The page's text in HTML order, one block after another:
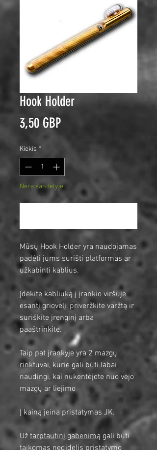
Hook Holder
3,50 GBPPrice
Kiekis *
Nėra sandėlyje
Mūsų Hook Holder yra naudojamas
padėti jums surišti platformas ar
užkabinti kablius.
Įdėkite kabliuką į įrankio viršuje
esantį griovelį, priveržkite varžtą ir
suriškite įrenginį arba
paaštrinkite.
Taip pat įrankyje yra 2 mazgų
rinktuvai, kurie gali būti labai
naudingi, kai nukentėjote nuo vėjo
mazgų ar liejimo
Į kainą įeina pristatymas JK.
Už tarptautinį gabenimą gali būti